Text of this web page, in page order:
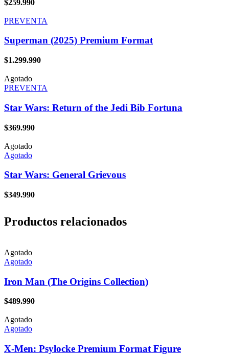
$259.990
PREVENTA
Superman (2025) Premium Format
$1.299.990
Agotado
PREVENTA
Star Wars: Return of the Jedi Bib Fortuna
$369.990
Agotado
Agotado
Star Wars: General Grievous
$349.990
Productos relacionados
Agotado
Agotado
Iron Man (The Origins Collection)
$489.990
Agotado
Agotado
X-Men: Psylocke Premium Format Figure